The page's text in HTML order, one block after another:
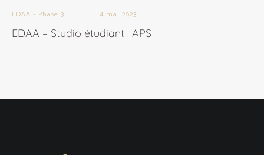
EDAA - Phase 3 4 mai 2023
EDAA – Studio étudiant : APS